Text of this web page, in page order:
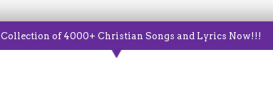
Collection of 4000+ Christian Songs and Lyrics Now!!!